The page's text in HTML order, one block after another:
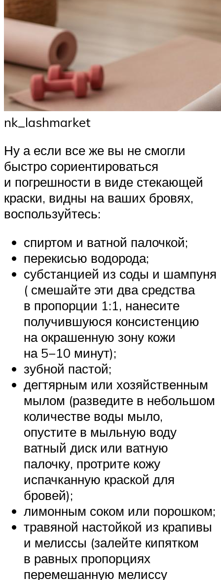
nk_lashmarket
Ну а если все же вы не смогли
быстро сориентироваться
и погрешности в виде стекающей
краски, видны на ваших бровях,
воспользуйтесь:
спиртом и ватной палочкой;
перекисью водорода;
субстанцией из соды и шампуня
( смешайте эти два средства
в пропорции 1:1, нанесите
получившуюся консистенцию
на окрашенную зону кожи
на 5−10 минут);
зубной пастой;
дегтярным или хозяйственным
мылом (разведите в небольшом
количестве воды мыло,
опустите в мыльную воду
ватный диск или ватную
палочку, протрите кожу
испачканную краской для
бровей);
лимонным соком или порошком;
травяной настойкой из крапивы
и мелиссы (залейте кипятком
в равных пропорциях
перемешанную мелиссу